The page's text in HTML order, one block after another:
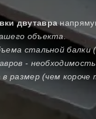
двутавра
объекта.
стальной
-
в размер (чем